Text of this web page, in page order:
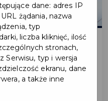
dane: adres IP
żądania, nazwa
typ
liczba kliknięć, ilość
stronach,
Serwisu, typ i wersja
ekranu, dane
a także inne